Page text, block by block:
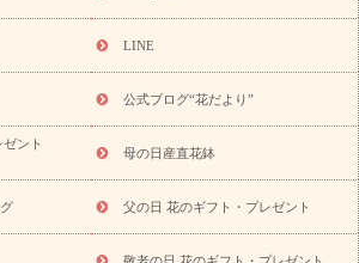
9月の誕生花(リンドウ)
集 当日配達特急便 お祝い商品一覧
祝い 退院祝い・快気祝い
ペットのお祝いフラワー
お供え・お悔やみの花
四十九日法要以
LINE
公式ブログ“花だより”
ント
母の日産直花鉢
父の日 花のギフト・プレゼント